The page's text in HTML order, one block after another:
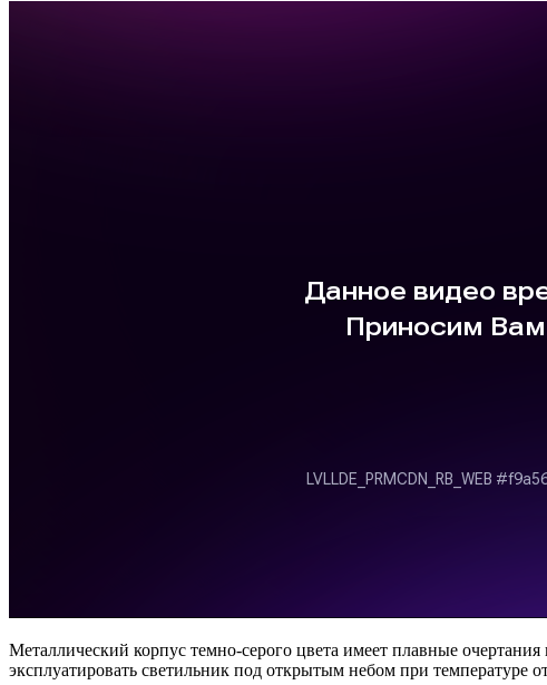
Металлический корпус темно-серого цвета имеет плавные
эксплуатировать светильник под открытым небом при температуре